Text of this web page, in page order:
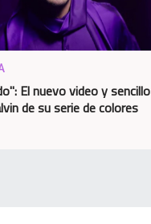
El nuevo video y sencillo
de su serie de colores